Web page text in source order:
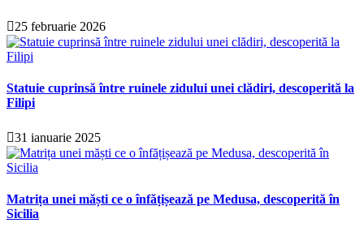
25 februarie 2026
Statuie cuprinsă între ruinele zidului unei clădiri, descoperită la
Filipi
31 ianuarie 2025
Matrița unei măști ce o înfățișează pe Medusa, descoperită în
Sicilia